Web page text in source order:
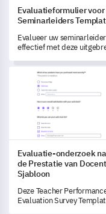
Evaluatieformulier voor
Seminarleiders
Evalueer uw
effectief met deze
Evaluatie-onderzoek
Evaluatie-onderzoek
de Prestatie van
Sjabloon
Deze Teacher
Evaluation Survey